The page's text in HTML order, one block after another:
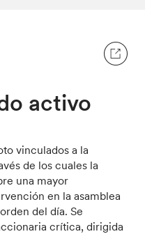
activo
vinculados a la
de los cuales la
una mayor
en la asamblea
del día. Se
crítica, dirigida